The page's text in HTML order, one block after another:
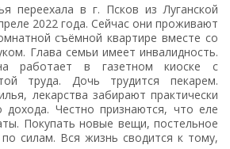
переехала в г. Псков из Луганской
2022 года. Сейчас они проживают
съёмной квартире вместе со
Глава семьи имеет инвалидность.
работает в газетном киоске с
труда. Дочь трудится пекарем.
лекарства забирают практически
дохода. Честно признаются, что еле
Покупать новые вещи, постельное
силам. Вся жизнь сводится к тому,